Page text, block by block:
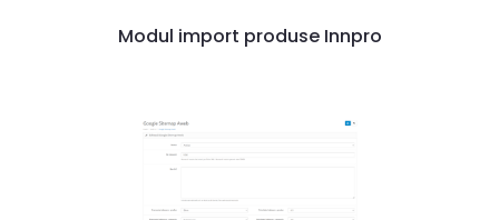
Modul import produse Innpro